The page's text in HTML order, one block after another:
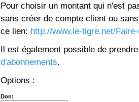
Pour choisir un montant qui n'est
sans créer de compte client ou
ce lien: http://www.le-tigre.net/
Il est également possible de
d'abonnements.
Options :
Don: